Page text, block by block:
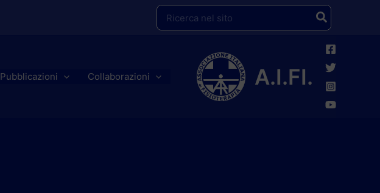
Ricerca
per:
Pubblicazioni Collaborazioni A.I.FI.